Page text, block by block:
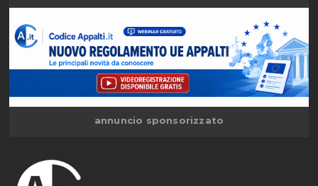
annuncio sponsorizzato